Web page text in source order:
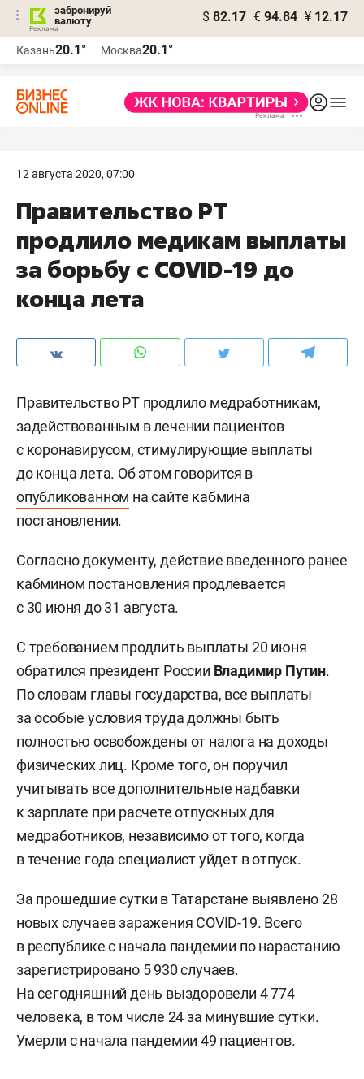
забронируй
валюту
$ 82.17 € 94.84 ¥ 12.17
Казань20.1° Москва20.1°
12 августа 2020, 07:00
Правительство РТ
продлило медикам выплаты
за борьбу с COVID-19 до
конца лета
Правительство РТ продлило медработникам,
задействованным в лечении пациентов
с коронавирусом, стимулирующие выплаты
до конца лета. Об этом говорится в
опубликованном на сайте кабмина
постановлении.
Согласно документу, действие введенного ранее
кабмином постановления продлевается
с 30 июня до 31 августа.
С требованием продлить выплаты 20 июня
обратился президент России Владимир Путин.
По словам главы государства, все выплаты
за особые условия труда должны быть
полностью освобождены от налога на доходы
физических лиц. Кроме того, он поручил
учитывать все дополнительные надбавки
к зарплате при расчете отпускных для
медработников, независимо от того, когда
в течение года специалист уйдет в отпуск.
За прошедшие сутки в Татарстане выявлено 28
новых случаев заражения COVID-19. Всего
в республике с начала пандемии по нарастанию
зарегистрировано 5 930 случаев.
На сегодняшний день выздоровели 4 774
человека, в том числе 24 за минувшие сутки.
Умерли с начала пандемии 49 пациентов.